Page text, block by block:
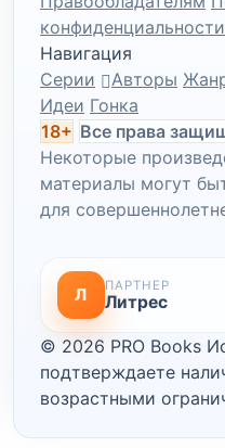
конфиденциальности
Навигация
Серии
Авторы
Идеи Гонка
18+ Все права
Некоторые
материалы могут
для
Л ПАРТНЕР
Литрес
© 2026 PRO Books
подтверждаете
возрастными